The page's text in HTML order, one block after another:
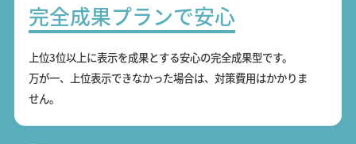
完全成果プランで安心
上位3位以上に表示を成果とする安心の完全成果型です。
万が一、上位表示できなかった場合は、対策費用はかかりま
せん。